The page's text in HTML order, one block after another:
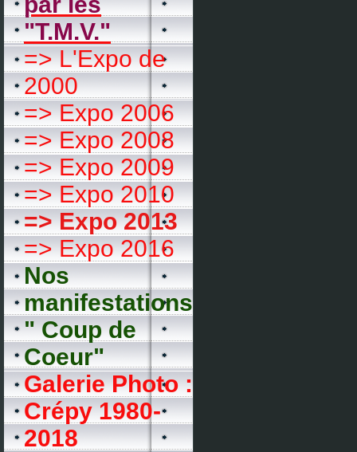
"T.M.V."
=> L'Expo de
2000
=> Expo 2006
=> Expo 2008
=> Expo 2009
=> Expo 2010
=> Expo 2013
=> Expo 2016
Nos
manifestations
" Coup de
Coeur"
Galerie Photo :
Crépy 1980-
2018